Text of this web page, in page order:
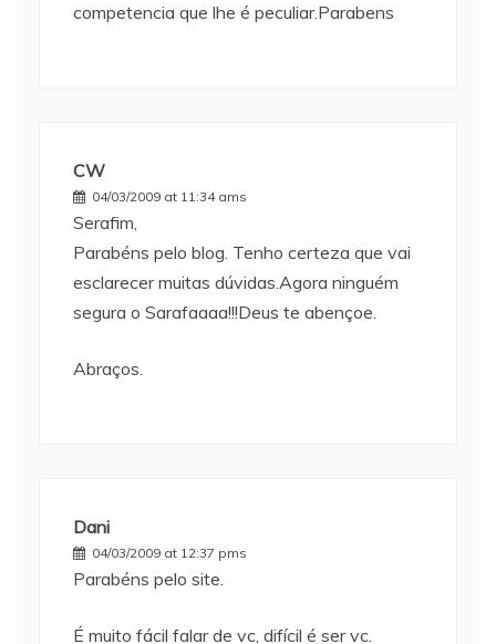
competencia que lhe é peculiar.Parabens
CW
04/03/2009 at 11:34 ams
Serafim,
Parabéns pelo blog. Tenho certeza que vai
esclarecer muitas dúvidas.Agora ninguém
segura o Sarafaaaa!!!Deus te abençoe.
Abraços.
Dani
04/03/2009 at 12:37 pms
Parabéns pelo site.
É muito fácil falar de vc, difícil é ser vc.